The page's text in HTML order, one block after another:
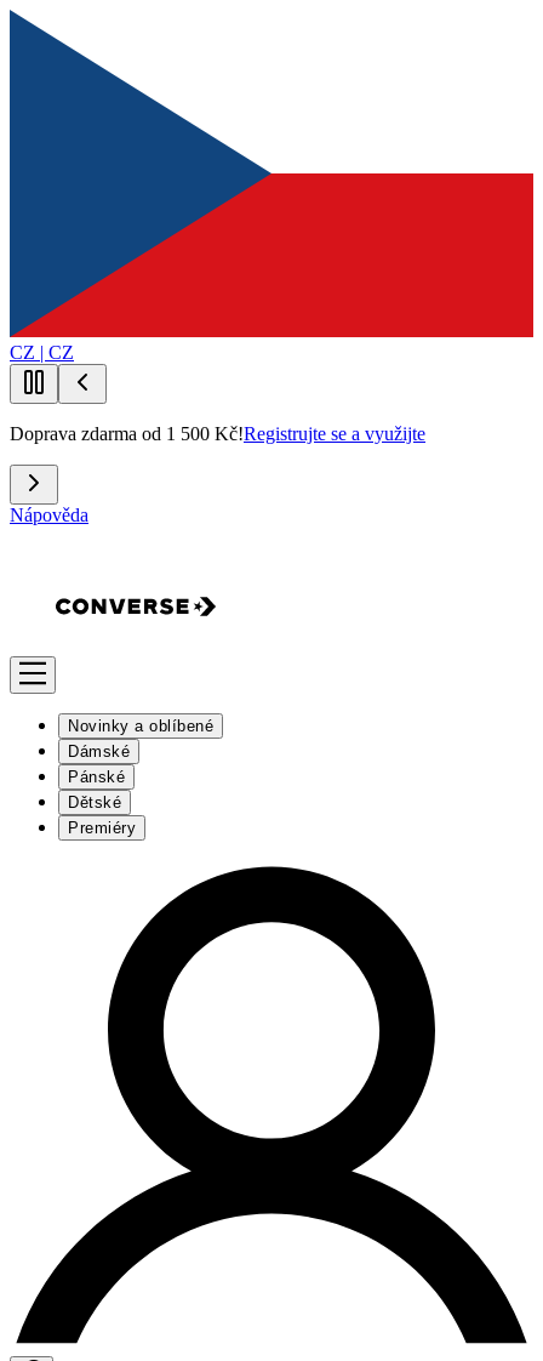
CZ | CZ
Doprava zdarma od 1 500 Kč!Registrujte se a využijte
Nápověda
Novinky a oblíbené
Dámské
Pánské
Dětské
Premiéry